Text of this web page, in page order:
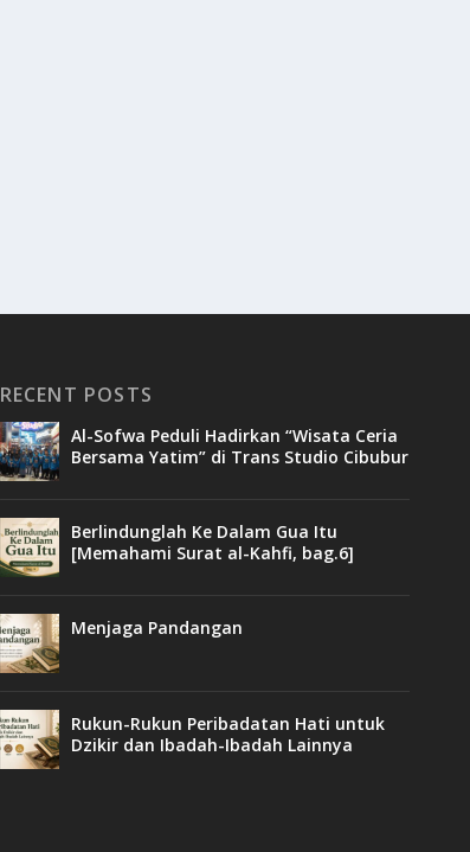
RECENT POSTS
Al-Sofwa Peduli Hadirkan “Wisata Ceria
Bersama Yatim” di Trans Studio Cibubur
Berlindunglah Ke Dalam Gua Itu
[Memahami Surat al-Kahfi, bag.6]
Menjaga Pandangan
Rukun-Rukun Peribadatan Hati untuk
Dzikir dan Ibadah-Ibadah Lainnya